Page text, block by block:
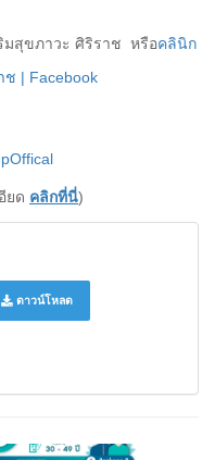
มสุขภาวะ ศิริราช หรือคลินิก
| Facebook
ยด คลิกที่นี่)
ดาวน์โหลด